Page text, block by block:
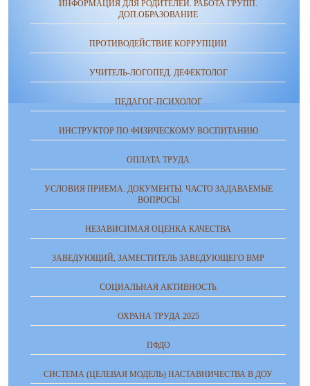
ИНФОРМАЦИЯ ДЛЯ РОДИТЕЛЕЙ. РАБОТА ГРУПП.
ДОП.ОБРАЗОВАНИЕ
ПРОТИВОДЕЙСТВИЕ КОРРУПЦИИ
УЧИТЕЛЬ-ЛОГОПЕД. ДЕФЕКТОЛОГ
ПЕДАГОГ-ПСИХОЛОГ
ИНСТРУКТОР ПО ФИЗИЧЕСКОМУ ВОСПИТАНИЮ
ОПЛАТА ТРУДА
УСЛОВИЯ ПРИЕМА. ДОКУМЕНТЫ. ЧАСТО ЗАДАВАЕМЫЕ
ВОПРОСЫ
НЕЗАВИСИМАЯ ОЦЕНКА КАЧЕСТВА
ЗАВЕДУЮЩИЙ, ЗАМЕСТИТЕЛЬ ЗАВЕДУЮЩЕГО ВМР
СОЦИАЛЬНАЯ АКТИВНОСТЬ
ОХРАНА ТРУДА 2025
ПФДО
СИСТЕМА (ЦЕЛЕВАЯ МОДЕЛЬ) НАСТАВНИЧЕСТВА В ДОУ